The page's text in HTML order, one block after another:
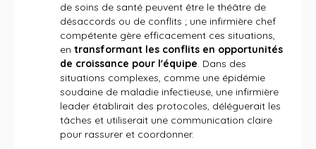
de soins de santé peuvent être le théâtre de
désaccords ou de conflits ; une infirmière chef
compétente gère efficacement ces situations,
en transformant les conflits en opportunités
de croissance pour l'équipe. Dans des
situations complexes, comme une épidémie
soudaine de maladie infectieuse, une infirmière
leader établirait des protocoles, déléguerait les
tâches et utiliserait une communication claire
pour rassurer et coordonner.